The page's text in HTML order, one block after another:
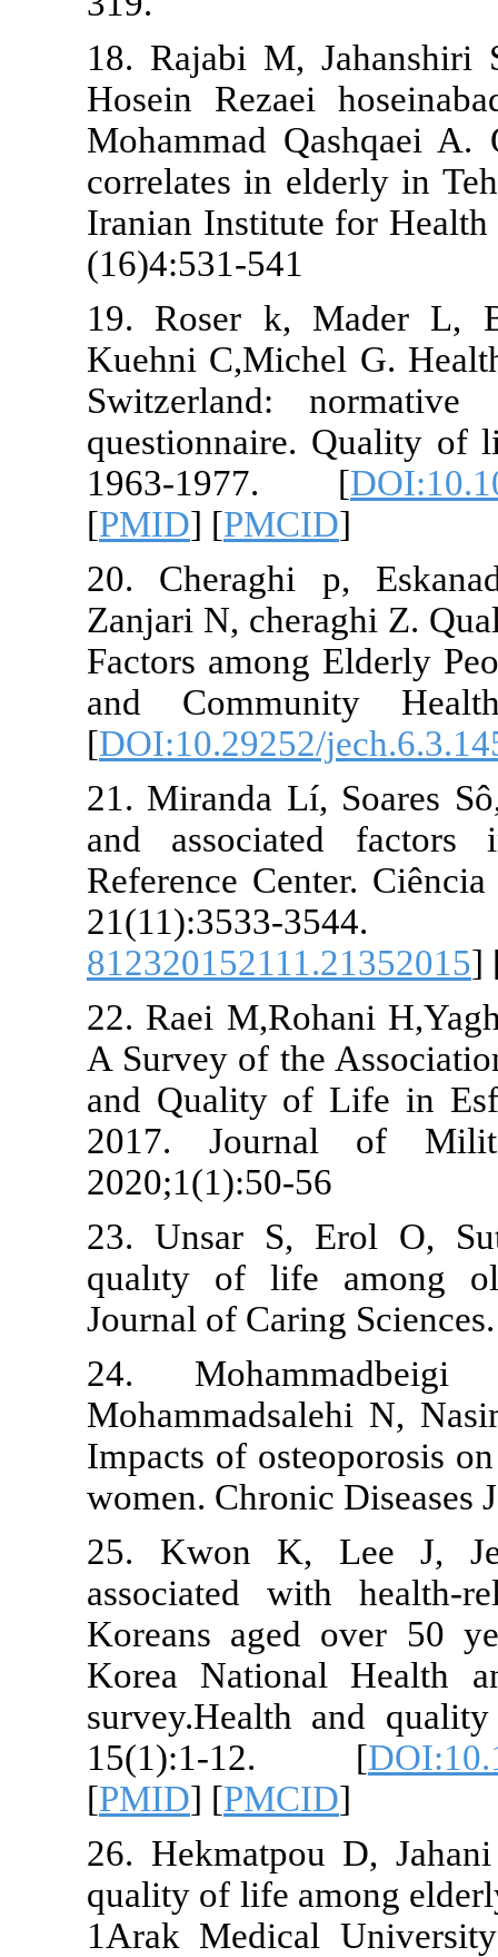
18. Rajabi
Hosein
Mohammad
correlates in
Iranian
(16)4:531-
19. Roser
Kuehni
1963-
[PMID
20.
Zanjari N,
Factors
and
[
21. Miranda
and
Reference
22. Raei
A Survey of
and Quality
2017.
23. Unsar
qualıty of
Journal of
24.
Impacts of
women.
25. Kwon
associated
Koreans
Korea
15(1):1-
[PMID
26.
quality of
1Arak